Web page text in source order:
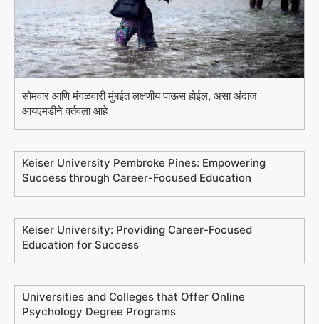
सोमवार आणि मंगळवारी मुंबईत लक्षणीय पाऊस होईल, असा अंदाज
आयएमडीने वर्तवला आहे
Keiser University Pembroke Pines: Empowering
Success through Career-Focused Education
Keiser University: Providing Career-Focused
Education for Success
Universities and Colleges that Offer Online
Psychology Degree Programs